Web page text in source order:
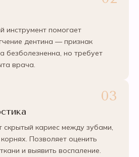
инструмент помогает
дентина — признак
безболезненна, но требует
врача.
скрытый кариес между зубами,
Позволяет оценить
и выявить воспаление.